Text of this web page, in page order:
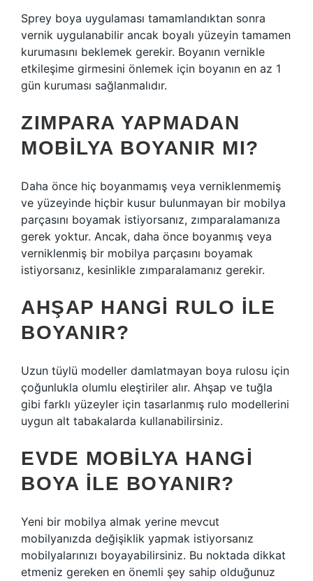
Sprey boya uygulaması tamamlandıktan sonra
vernik uygulanabilir ancak boyalı yüzeyin tamamen
kurumasını beklemek gerekir. Boyanın vernikle
etkileşime girmesini önlemek için boyanın en az 1
gün kuruması sağlanmalıdır.
ZIMPARA YAPMADAN
MOBILYA BOYANIR MI?
Daha önce hiç boyanmamış veya verniklenmemiş
ve yüzeyinde hiçbir kusur bulunmayan bir mobilya
parçasını boyamak istiyorsanız, zımparalamanıza
gerek yoktur. Ancak, daha önce boyanmış veya
verniklenmiş bir mobilya parçasını boyamak
istiyorsanız, kesinlikle zımparalamanız gerekir.
AHŞAP HANGI RULO ILE
BOYANIR?
Uzun tüylü modeller damlatmayan boya rulosu için
çoğunlukla olumlu eleştiriler alır. Ahşap ve tuğla
gibi farklı yüzeyler için tasarlanmış rulo modellerini
uygun alt tabakalarda kullanabilirsiniz.
EVDE MOBILYA HANGI
BOYA ILE BOYANIR?
Yeni bir mobilya almak yerine mevcut
mobilyanızda değişiklik yapmak istiyorsanız
mobilyalarınızı boyayabilirsiniz. Bu noktada dikkat
etmeniz gereken en önemli şey sahip olduğunuz